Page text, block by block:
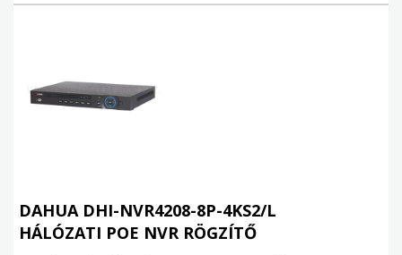
DAHUA DHI-NVR4208-8P-4KS2/L
HÁLÓZATI POE NVR RÖGZÍTŐ